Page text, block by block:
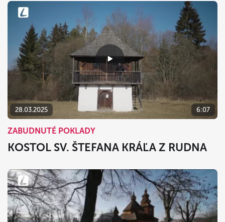
28.03.2025 6:07
ZABUDNUTÉ POKLADY
KOSTOL SV. ŠTEFANA KRÁĽA Z RUDNA